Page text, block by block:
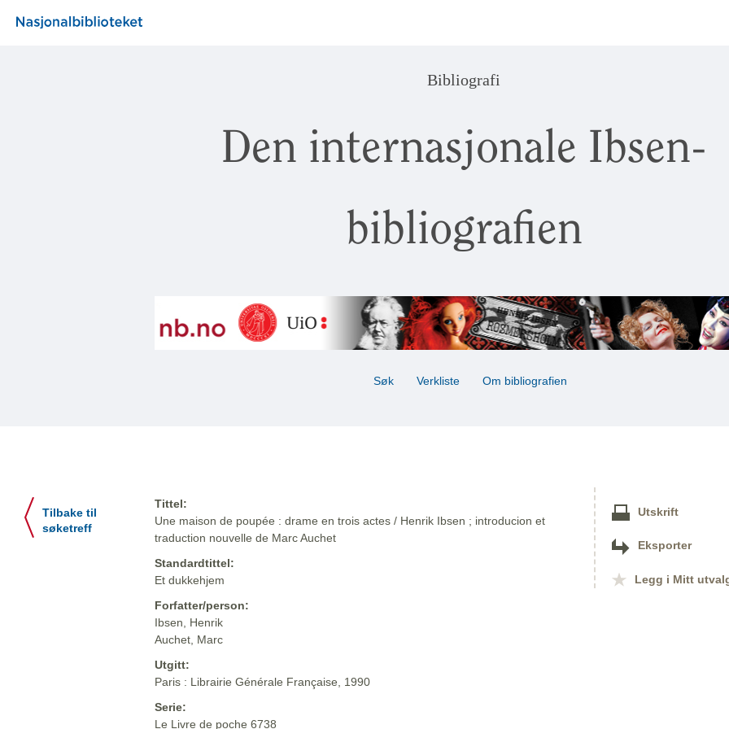
Bibliografi
Den internasjonale Ibsen-
bibliografien
Søk Verkliste Om bibliografien
Tilbake til
søketreff
Tittel:
Une maison de poupée : drame en trois actes / Henrik Ibsen ; introducion et
traduction nouvelle de Marc Auchet
Standardtittel:
Et dukkehjem
Forfatter/person:
Ibsen, Henrik
Auchet, Marc
Utgitt:
Paris : Librairie Générale Française, 1990
Serie:
Le Livre de poche 6738
Utskrift
Eksporter
Legg i Mitt